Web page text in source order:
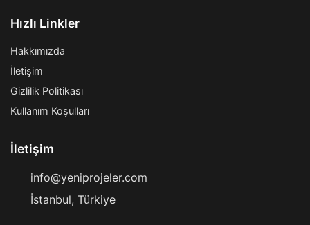
Hızlı Linkler
Hakkımızda
İletişim
Gizlilik Politikası
Kullanım Koşulları
İletişim
info@yeniprojeler.com
İstanbul, Türkiye